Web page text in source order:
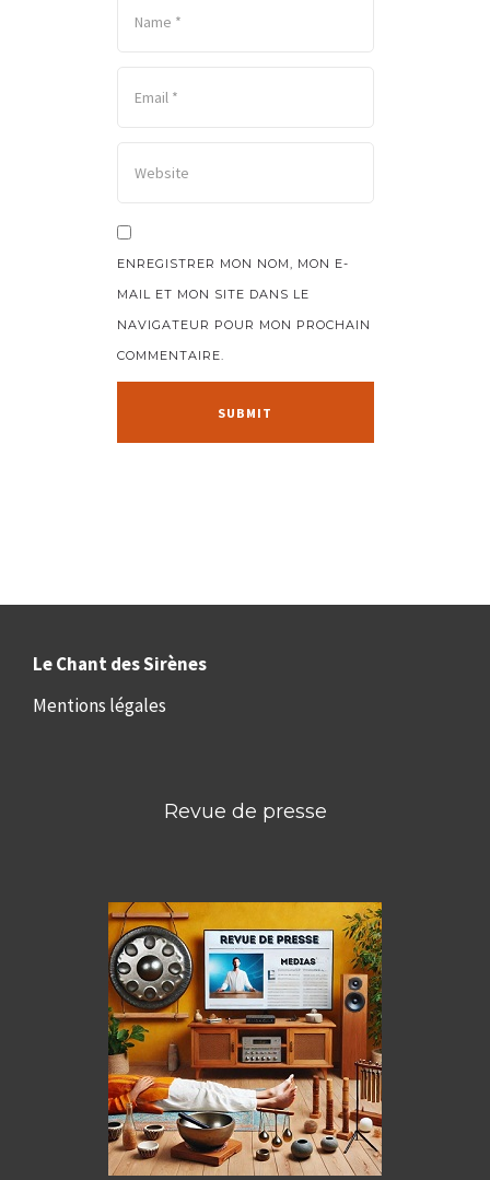
ENREGISTRER MON NOM, MON E-
MAIL ET MON SITE DANS LE
NAVIGATEUR POUR MON PROCHAIN
COMMENTAIRE.
Le Chant des Sirènes
Mentions légales
Revue de presse